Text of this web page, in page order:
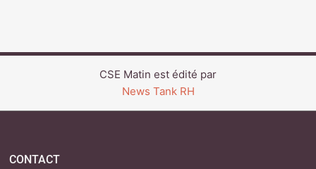
CSE Matin est édité par
News Tank RH
CONTACT